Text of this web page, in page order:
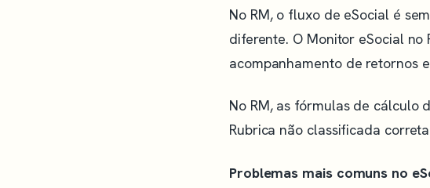
No RM, o fluxo de eSocial é
diferente. O Monitor eSocial
acompanhamento de retornos
No RM, as fórmulas de cálculo
Rubrica não classificada
Problemas mais comuns no